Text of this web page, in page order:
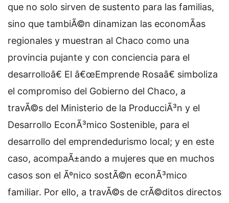
que no solo sirven de sustento para las familias,
sino que tambiÃ©n dinamizan las economÃ­as
regionales y muestran al Chaco como una
provincia pujante y con conciencia para el
desarrolloâ€ El â€œEmprende Rosaâ€ simboliza
el compromiso del Gobierno del Chaco, a
travÃ©s del Ministerio de la ProducciÃ³n y el
Desarrollo EconÃ³mico Sostenible, para el
desarrollo del emprendedurismo local; y en este
caso, acompaÃ±ando a mujeres que en muchos
casos son el Ãºnico sostÃ©n econÃ³mico
familiar. Por ello, a travÃ©s de crÃ©ditos directos